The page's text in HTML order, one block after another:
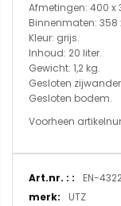
Afmetingen: 400 x
Binnenmaten: 358
Kleur: grijs.
Inhoud: 20 liter.
Gewicht: 1,2 kg.
Gesloten
Gesloten bodem.
Voorheen
Meer
informatie
EN-
UTZ